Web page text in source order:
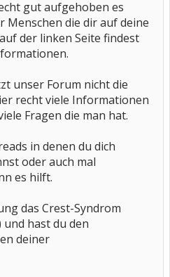
gut aufgehoben es
Menschen die dir auf deine
der linken Seite findest
unser Forum nicht die
recht viele Informationen
Fragen die man hat.
in denen du dich
oder auch mal
es hilft.
das Crest-Syndrom
hast du den
deiner